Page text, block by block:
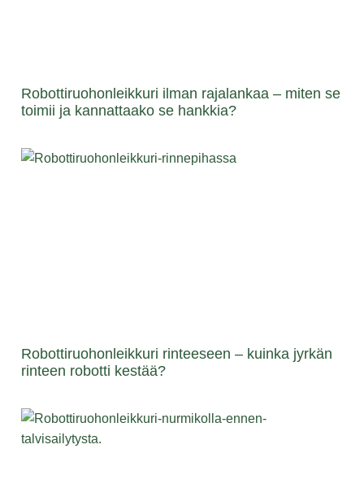
Robottiruohonleikkuri ilman rajalankaa – miten se
toimii ja kannattaako se hankkia?
Robottiruohonleikkuri rinteeseen – kuinka jyrkän
rinteen robotti kestää?